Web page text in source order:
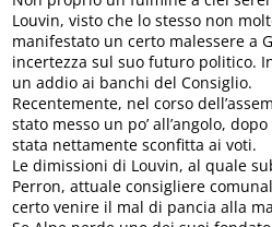
Louvin, visto che lo stesso non
manifestato un certo malessere a
incertezza sul suo futuro politico.
un addio ai banchi del Consiglio.
Recentemente, nel corso
stato messo un po’ all’angolo,
stata nettamente sconfitta ai voti.
Le dimissioni di Louvin, al quale
Perron, attuale consigliere
certo venire il mal di pancia alla